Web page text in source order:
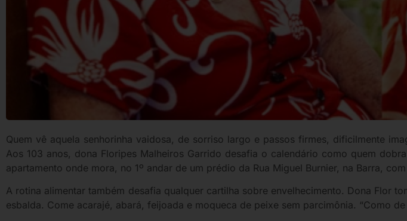
Quem vê aquela senhorinha vaidosa, de sorriso largo e passos firmes, dificilmente
Aos 103 anos, dona Floripes Malheiros Garrido desafia o calendário como quem
apartamento onde mora, no 1º andar de um prédio da Rua Miguel Burnier, na Barra,
A rotina alimentar também desafia qualquer cartilha sobre envelhecimento. Dona Flor
esbalda. Come acarajé, abará, feijoada e moqueca de peixe sem parcimônia. “Como